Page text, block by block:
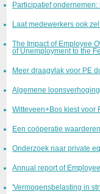
Participatief
Laat medewerkers ook
The Impact of Employee
of Unemployment to the
Meer draagvlak voor PE
Algemene
Witteveen+Bos kiest voor
Een coöperatie
Onderzoek naar private
Annual report of
'Vermogensbelasting in